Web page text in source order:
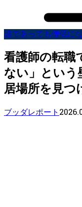
誰であっても僧侶に
看護師の転職
ない」という
居場所を見つ
ブッダレポート